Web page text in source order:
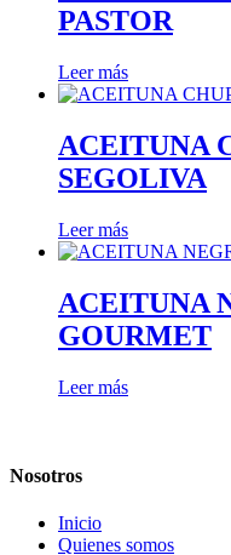
PASTOR
Leer más
ACEITUNA
SEGOLIVA
Leer más
ACEITUNA
GOURMET
Leer más
Nosotros
Inicio
Quienes somos